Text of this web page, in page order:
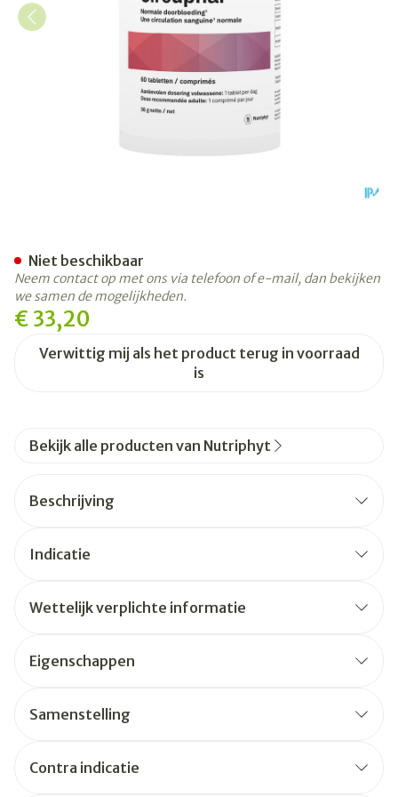
€ 33,20
Verwittig mij als het product terug in voorraad
is
Niet beschikbaar
Neem contact op met ons via telefoon of e-mail, dan bekijken
we samen de mogelijkheden.
Bekijk alle producten van Nutriphyt
Beschrijving
Indicatie
Wettelijk verplichte informatie
Eigenschappen
Samenstelling
Contra indicatie